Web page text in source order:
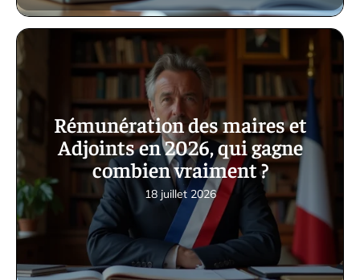
Rémunération des maires et
Adjoints en 2026, qui gagne
combien vraiment ?
18 juillet 2026